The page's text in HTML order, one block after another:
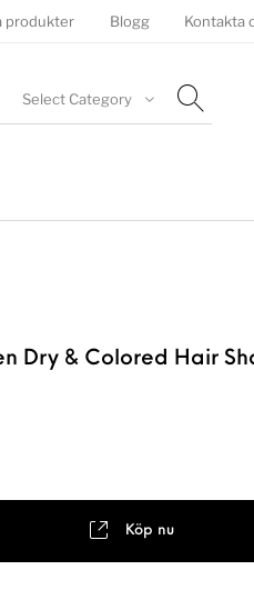
produkter Blogg Kontakta
Select Category
Dry & Colored Hair
Köp nu